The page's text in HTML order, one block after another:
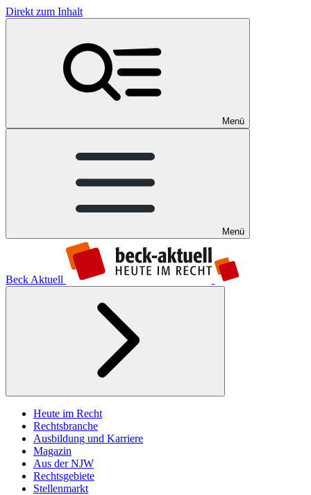
Direkt zum Inhalt
Menü
Menü
Beck Aktuell
Heute im Recht
Rechtsbranche
Ausbildung und Karriere
Magazin
Aus der NJW
Rechtsgebiete
Stellenmarkt